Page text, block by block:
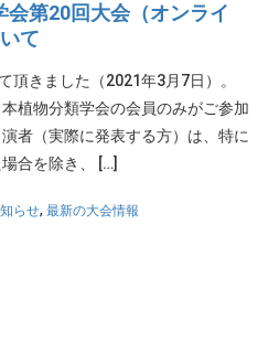
第20回大会（オンライ
て
頂きました（2021年3月7日）。
植物分類学会の会員のみがご参加
者（実際に発表する方）は、特に
合を除き、 […]
らせ, 最新の大会情報